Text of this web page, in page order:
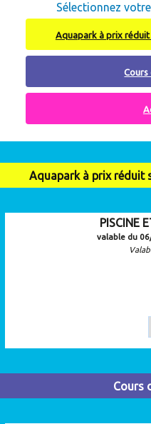
Sélectionnez
Aquapark à prix réduit
Aquapark à prix réduit
PISCINE
valable du
Cours